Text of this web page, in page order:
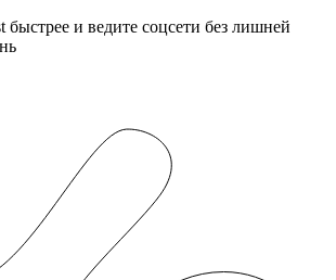
быстрее и ведите соцсети без лишней